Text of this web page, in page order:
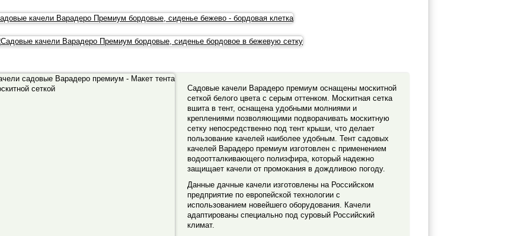
Садовые качели Варадеро премиум оснащены москитной
сеткой белого цвета с серым оттенком. Москитная сетка
вшита в тент, оснащена удобными молниями и
креплениями позволяющими подворачивать москитную
сетку непосредственно под тент крыши, что делает
пользование качелей наиболее удобным. Тент садовых
качелей Варадеро премиум изготовлен c применением
водоотталкивающего полиэфира, который надежно
защищает качели от промокания в дождливою погоду.
Данные дачные качели изготовлены на Российском
предприятие по европейской технологии с
использованием новейшего оборудования. Качели
адаптированы специально под суровый Российский
климат.